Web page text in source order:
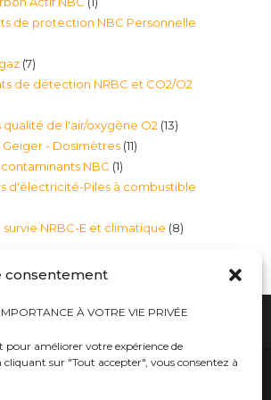
consentement
À VOTRE VIE PRIVÉE
pour améliorer votre expérience de
sur "Tout accepter", vous consentez à
produit
de protection NBC Personnelle
77
produits
de détection NRBC et CO2/O2
de l'air/oxygène O2 1313
- Dosimètres 1111
NBC 11
produit
d'électricité-Piles à combustible
survie NRBC-E et climatique 88
NRBC-E